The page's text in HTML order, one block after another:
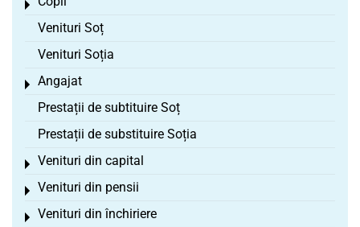
Toggle menu
Venituri Soț
Venituri Soția
Angajat
Toggle menu
Prestații de subtituire Soț
Prestații de substituire Soția
Venituri din capital
Toggle menu
Venituri din pensii
Toggle menu
Venituri din închiriere
Toggle menu